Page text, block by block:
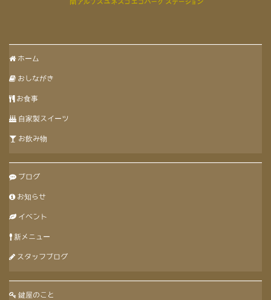
ホーム
おしながき
お食事
自家製スイーツ
お飲み物
ブログ
お知らせ
イベント
新メニュー
スタッフブログ
鍵屋のこと